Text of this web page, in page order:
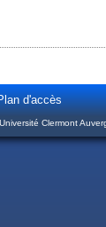
d'accès
Clermont